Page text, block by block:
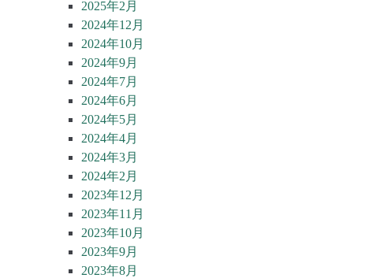
2025年2月
2024年12月
2024年10月
2024年9月
2024年7月
2024年6月
2024年5月
2024年4月
2024年3月
2024年2月
2023年12月
2023年11月
2023年10月
2023年9月
2023年8月